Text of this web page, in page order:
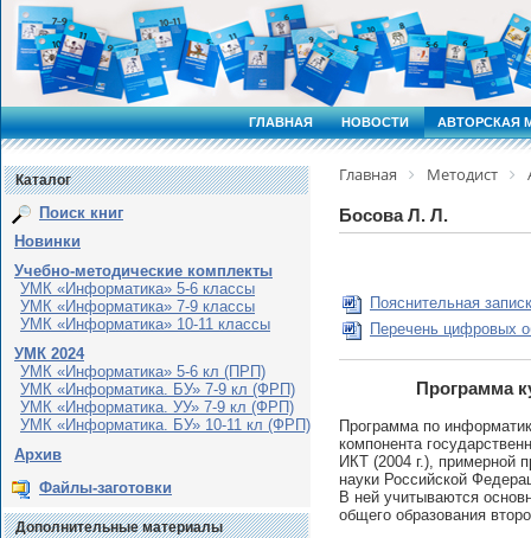
ГЛАВНАЯ НОВОСТИ АВТОРСКАЯ
Каталог
Поиск книг
Новинки
Учебно-методические комплекты
УМК «Информатика» 5-6 классы
УМК «Информатика» 7-9 классы
УМК «Информатика» 10-11 классы
УМК 2024
УМК «Информатика» 5-6 кл (ПРП)
УМК «Информатика. БУ» 7-9 кл (ФРП)
УМК «Информатика. УУ» 7-9 кл (ФРП)
УМК «Информатика. БУ» 10-11 кл (ФРП)
Архив
Файлы-заготовки
Дополнительные материалы
Главная Методист
Босова Л. Л.
Пояснительная
Перечень цифровых
Программа
Программа по
компонента
ИКТ (2004 г.), примерной
науки Российской
В ней учитываются
общего образования